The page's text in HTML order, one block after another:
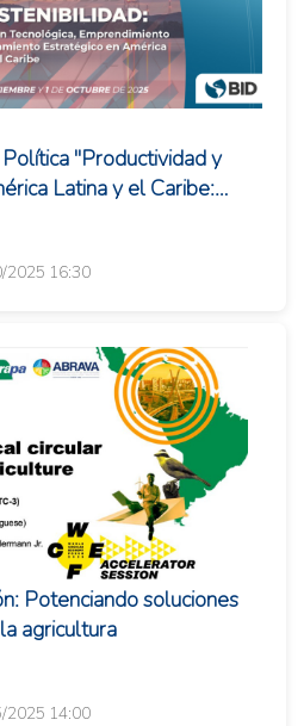
"Productividad y
Latina y el Caribe:
2025 16:30
Potenciando soluciones
agricultura
2025 14:00